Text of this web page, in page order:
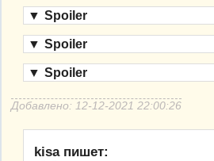
▼ Spoiler
▼ Spoiler
▼ Spoiler
Добавлено: 12-12-2021 22:00:26
kisa пишет: